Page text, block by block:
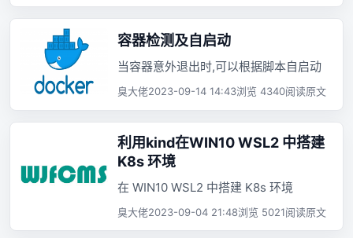
容器检测及自启动
当容器意外退出时,可以根据脚本自启动
臭大佬2023-09-14 14:43浏览 4340阅读原文
利用kind在WIN10 WSL2 中搭建
K8s 环境
在 WIN10 WSL2 中搭建 K8s 环境
臭大佬2023-09-04 21:48浏览 5021阅读原文